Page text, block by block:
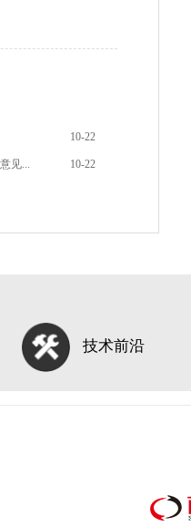
10-22
见... 10-22
技术前沿